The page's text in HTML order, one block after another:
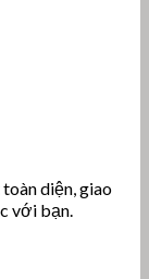
diện, giao
với bạn.